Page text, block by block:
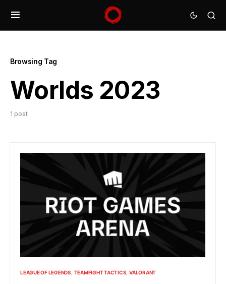
Browsing Tag
Worlds 2023
1 post
LEAGUE OF LEGENDS TEAMFIGHT TACTICS VALORANT